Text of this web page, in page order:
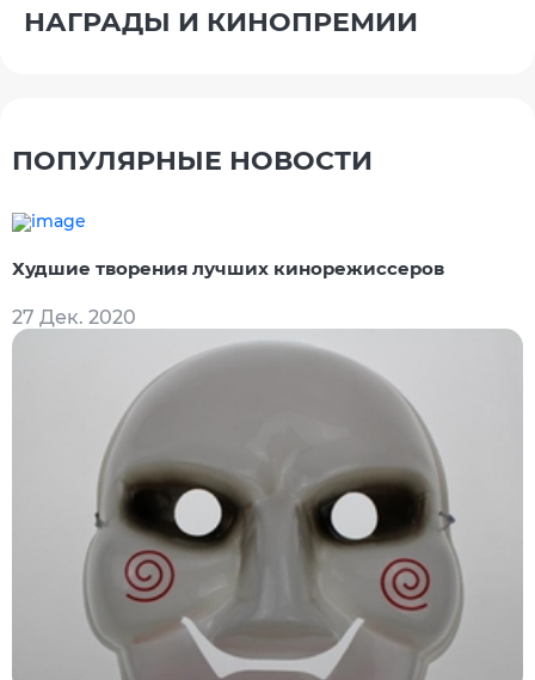
НАГРАДЫ И КИНОПРЕМИИ
ПОПУЛЯРНЫЕ НОВОСТИ
Худшие творения лучших кинорежиссеров
27 Дек. 2020